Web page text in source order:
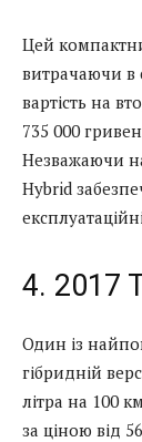
Цей
витрачаючи в
вартість на
735 000
Незважаючи
Hybrid
4. 2017
Один із
гібридній
літра на 100
за ціною від